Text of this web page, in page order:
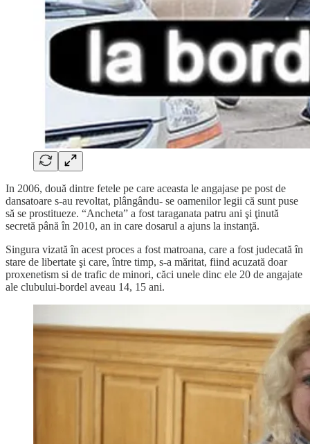
In 2006, două dintre fetele pe care aceasta le angajase pe post de
dansatoare s-au revoltat, plângându- se oamenilor legii că sunt puse
să se prostitueze. “Ancheta” a fost taraganata patru ani şi ţinută
secretă până în 2010, an in care dosarul a ajuns la instanţă.
Singura vizată în acest proces a fost matroana, care a fost judecată în
stare de libertate şi care, între timp, s-a măritat, fiind acuzată doar
proxenetism si de trafic de minori, căci unele dinc ele 20 de angajate
ale clubului-bordel aveau 14, 15 ani.